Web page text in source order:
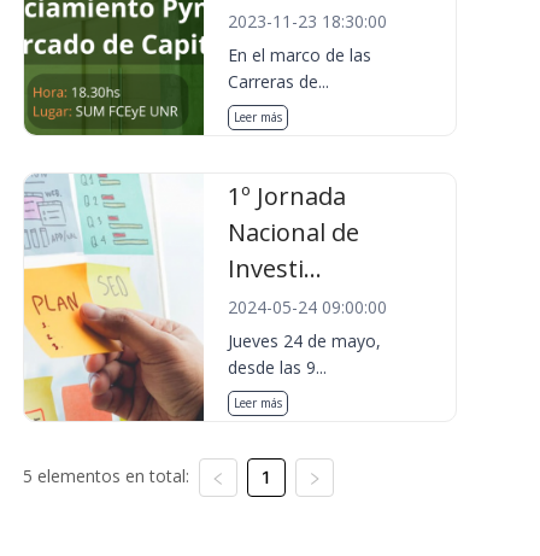
2023-11-23 18:30:00
En el marco de las
Carreras de...
Leer más
1º Jornada
Nacional de
Investi...
2024-05-24 09:00:00
Jueves 24 de mayo,
desde las 9...
Leer más
5 elementos en total: 1